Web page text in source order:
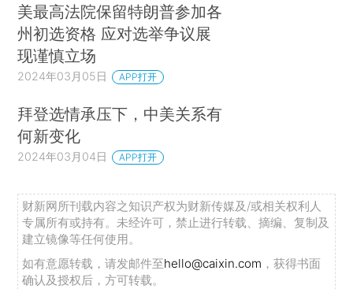
美最高法院保留特朗普参加各
州初选资格 应对选举争议展
现谨慎立场
2024年03月05日 APP打开
拜登选情承压下，中美关系有
何新变化
2024年03月04日 APP打开
财新网所刊载内容之知识产权为财新传媒及/或相关权利人
专属所有或持有。未经许可，禁止进行转载、摘编、复制及
建立镜像等任何使用。
如有意愿转载，请发邮件至hello@caixin.com ，获得书面
确认及授权后，方可转载。